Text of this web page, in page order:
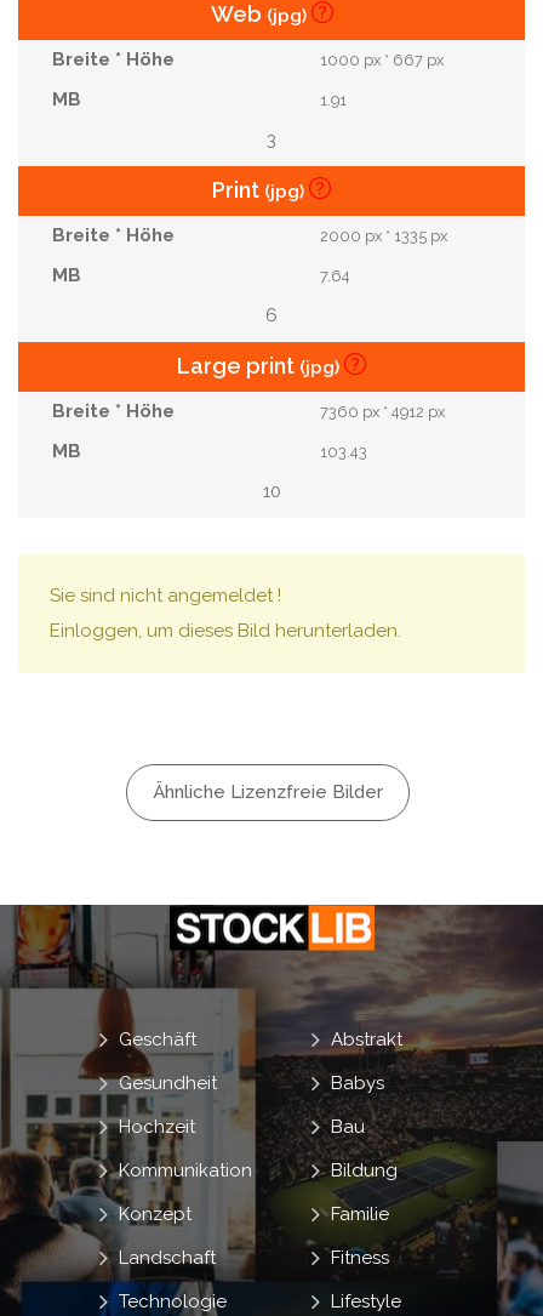
Web (jpg)
1000 px * 667 px
1.91
3
Print (jpg)
2000 px * 1335 px
7.64
6
Large print (jpg)
7360 px * 4912 px
103.43
10
Sie sind nicht angemeldet !
Einloggen, um dieses Bild herunterladen.
Ähnliche Lizenzfreie Bilder
Abstrakt
Babys
Bau
Bildung
Familie
Fitness
Geschäft
Gesundheit
Hochzeit
Kommunikation
Konzept
Landschaft
Lifestyle
Technologie